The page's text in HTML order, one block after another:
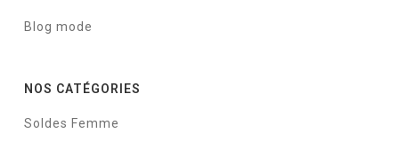
Blog mode
NOS CATÉGORIES
Soldes Femme